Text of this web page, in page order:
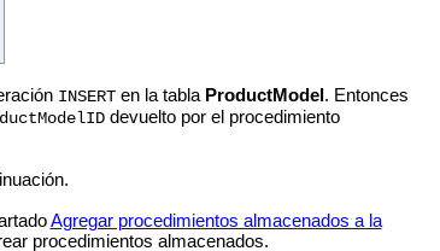
INSERTen la tabla ProductModel. Entonces
devuelto por el procedimiento
Agregar procedimientos almacenados a la
procedimientos almacenados.